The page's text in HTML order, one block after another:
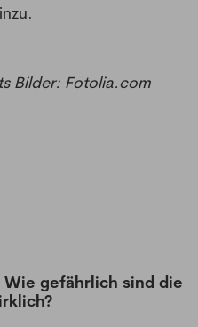
Bilder: Fotolia.com
Wie gefährlich sind die